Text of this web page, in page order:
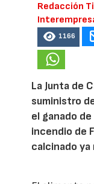
Redacción
1166
La Junta de
suministro
el ganado
incendio de
calcinado